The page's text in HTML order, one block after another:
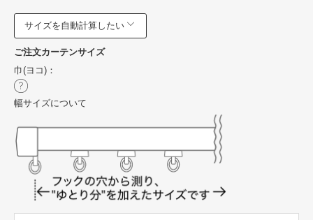
サイズを自動計算したい
ご注文カーテンサイズ
巾(ヨコ)：
幅サイズについて